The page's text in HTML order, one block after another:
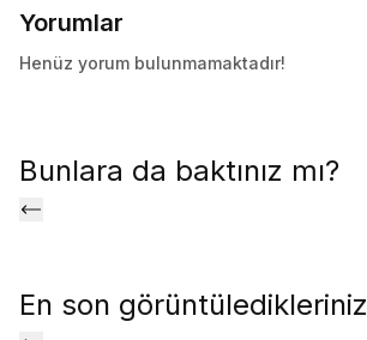
Yorumlar
Henüz yorum bulunmamaktadır!
Bunlara da baktınız mı?
En son görüntüledikleriniz